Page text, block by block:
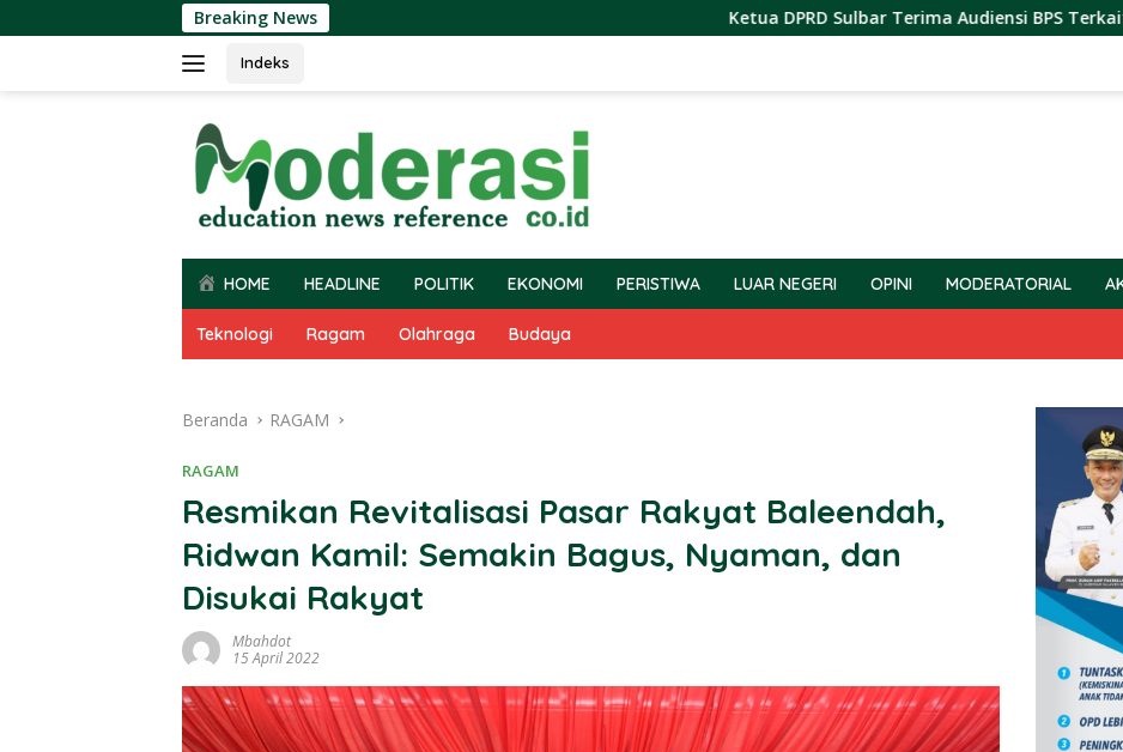
ke
Breaking News Ketua DPRD Sulbar Terima Audiensi BPS Terkait
Indeks
HOME HEADLINE POLITIK EKONOMI PERISTIWA LUAR NEGERI OPINI MODERATORIAL
Teknologi Ragam Olahraga Budaya
Beranda RAGAM
RAGAM
Resmikan Revitalisasi Pasar Rakyat Baleendah,
Ridwan Kamil: Semakin Bagus, Nyaman, dan
Disukai Rakyat
Mbahdot
15 April 2022